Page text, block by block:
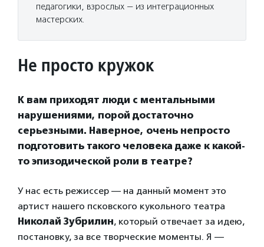
педагогики, взрослых — из интеграционных
мастерских.
Не просто кружок
К вам приходят люди с ментальными
нарушениями, порой достаточно
серьезными. Наверное, очень непросто
подготовить такого человека даже к какой-
то эпизодической роли в театре?
У нас есть режиссер — на данный момент это
артист нашего псковского кукольного театра
Николай Зубрилин, который отвечает за идею,
постановку, за все творческие моменты. Я —